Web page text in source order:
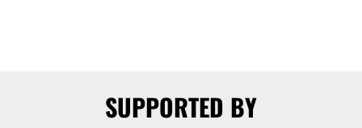
SUPPORTED BY